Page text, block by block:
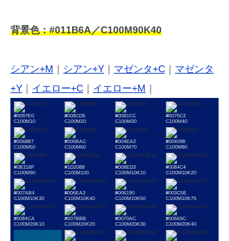
背景色：#011B6A／C100M90K40
シアン+M ｜ シアン+Y ｜ マゼンタ+C ｜ マゼンタ
+Y ｜ イエロー+C ｜ イエロー+M ｜
#0097E0
C100M10
#008CD6
C100M20
#0081CC
C100M30
#0075C2
C100M40
#0068B7
C100M50
#005BAC
C100M60
#004EA2
C100M70
#004098
C100M80
#0B318F
C100M90
#1D2088
C100M100
#008ED3
C100M10K10
#0084C4
C100M10K20
#007AB4
C100M10K30
#006EA3
C100M10K40
#006190
C100M10K50
#003C5E
C100M10K75
#0084CA
C100M20K10
#007BBB
C100M20K20
#0070AC
C100M20K30
#00669C
C100M20K40